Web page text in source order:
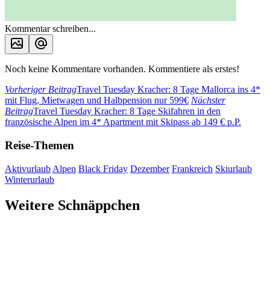
Kommentar schreiben...
Noch keine Kommentare vorhanden. Kommentiere als erstes!
Vorheriger BeitragTravel Tuesday Kracher: 8 Tage Mallorca ins 4*
mit Flug, Mietwagen und Halbpension nur 599€ Nächster
BeitragTravel Tuesday Kracher: 8 Tage Skifahren in den
französische Alpen im 4* Apartment mit Skipass ab 149 € p.P.
Reise-Themen
Aktivurlaub Alpen Black Friday Dezember Frankreich Skiurlaub
Winterurlaub
Weitere Schnäppchen